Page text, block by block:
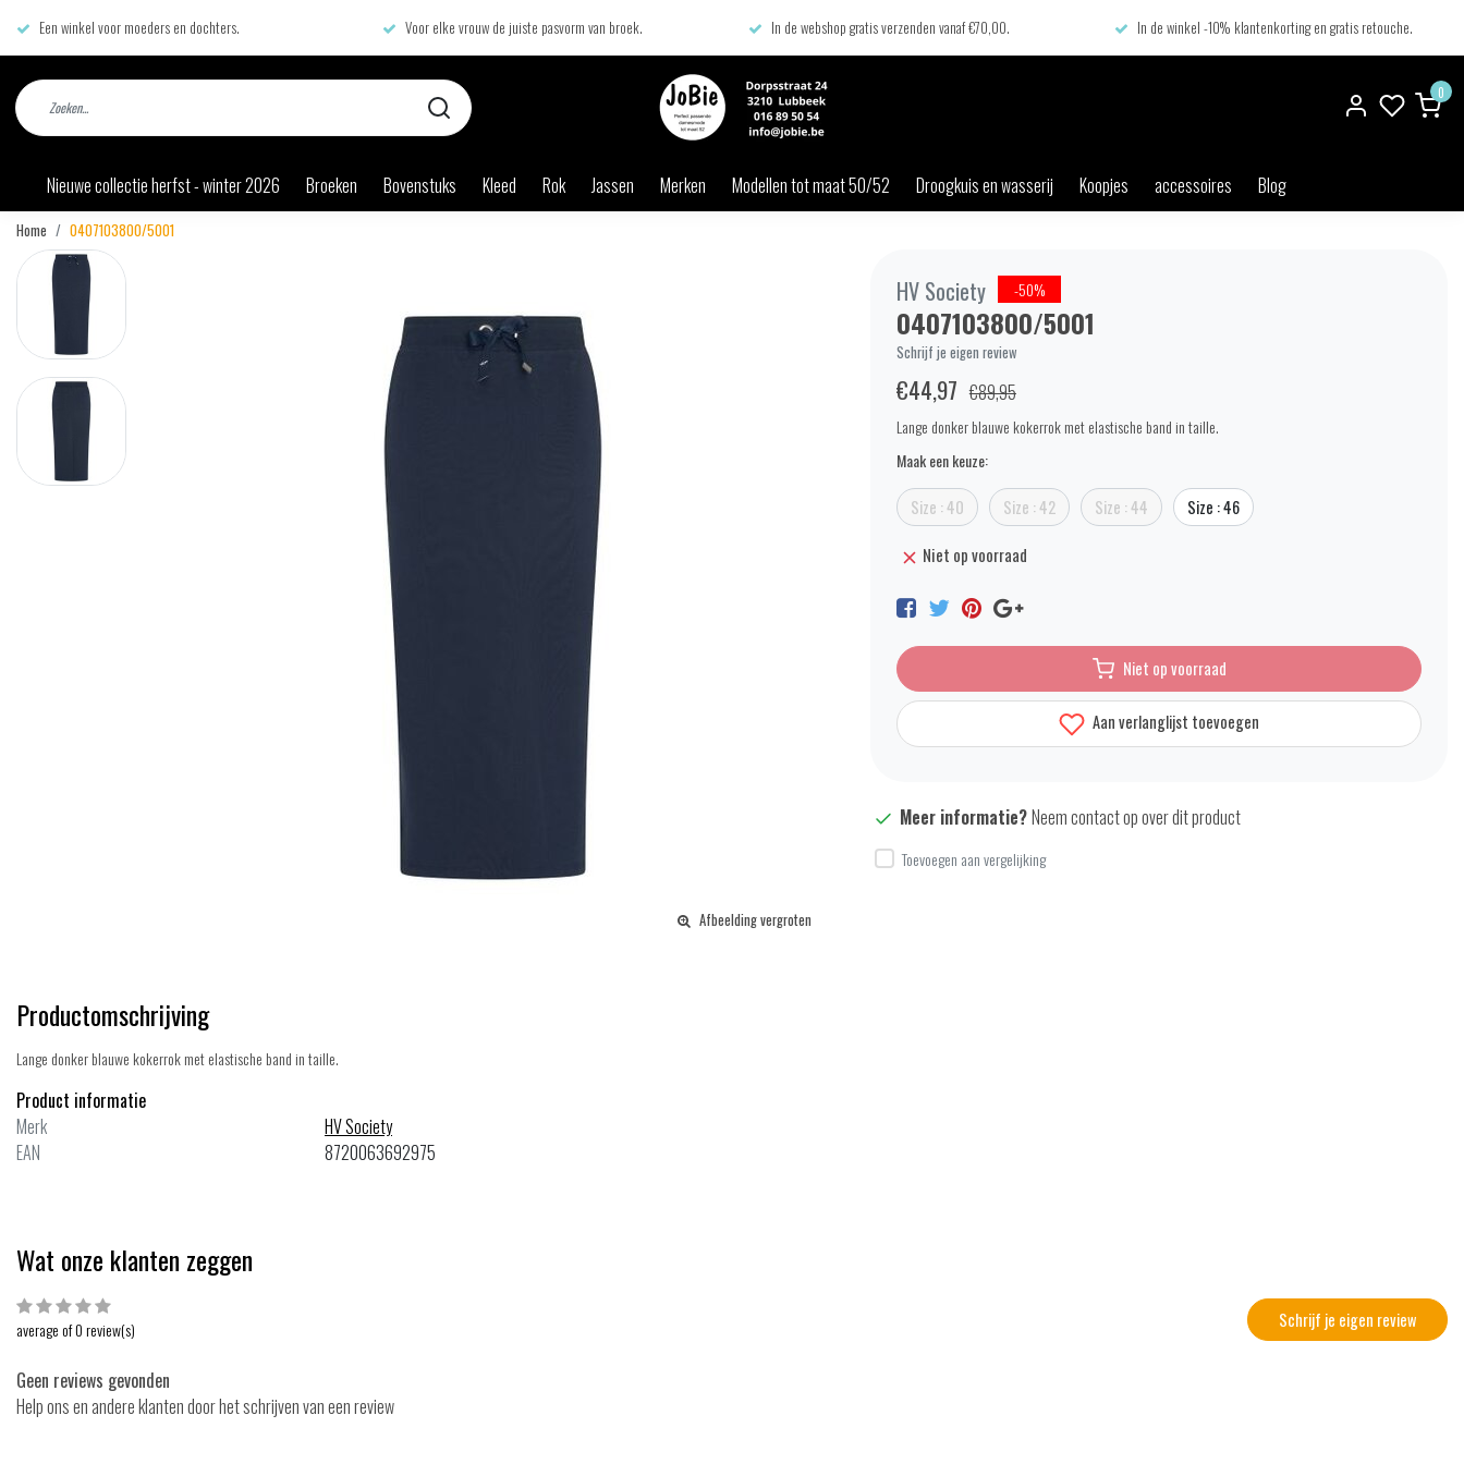
Een winkel voor moeders en dochters. Voor elke vrouw de juiste pasvorm van broek. In de webshop gratis verzenden vanaf €70,00. In de winkel -10% klantenkorting en gratis retouche.
0
Nieuwe collectie herfst - winter 2026 Broeken Bovenstuks Kleed Rok Jassen Merken Modellen tot maat 50/52 Droogkuis en wasserij Koopjes accessoires Blog
Home 0407103800/5001
Afbeelding vergroten
HV Society -50%
0407103800/5001
Schrijf je eigen review
€44,97 €89,95
Lange donker blauwe kokerrok met elastische band in taille.
Maak een keuze:
Size : 40 Size : 42 Size : 44 Size : 46
Niet op voorraad
Niet op voorraad
Aan verlanglijst toevoegen
Meer informatie?Neem contact op over dit product
Toevoegen aan vergelijking
Productomschrijving
Lange donker blauwe kokerrok met elastische band in taille.
Product informatie
Merk
HV Society
EAN
8720063692975
Wat onze klanten zeggen
average of 0 review(s) Schrijf je eigen review
Geen reviews gevonden
Help ons en andere klanten door het schrijven van een review